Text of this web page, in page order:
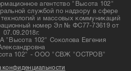
агентство "Высота 102"
службой по надзору в сфере
и массовых коммуникаций
номер Эл № ФС77-73619 от
07.09.2018г.
"Высота 102" Соколова Евгения
102" - ООО "СВЖ "ОСТРОВ"
конфиденциальности